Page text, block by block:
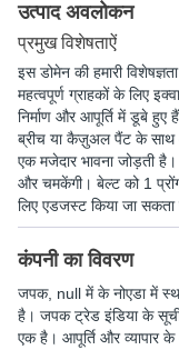
उत्पाद अवलोकन
प्रमुख विशेषताऐं
इस डोमेन की हमारी
महत्वपूर्ण ग्राहकों के लिए
निर्माण और आपूर्ति में डूबे
ब्रीच या कैज़ुअल पैंट के साथ
एक मजेदार भावना जोड़ती
और चमकेंगी। बेल्ट को 1
लिए एडजस्ट किया जा सकता
कंपनी का विवरण
जपक, null में के नोएडा में
है। जपक ट्रेड इंडिया के
एक है। आपूर्ति और व्यापार